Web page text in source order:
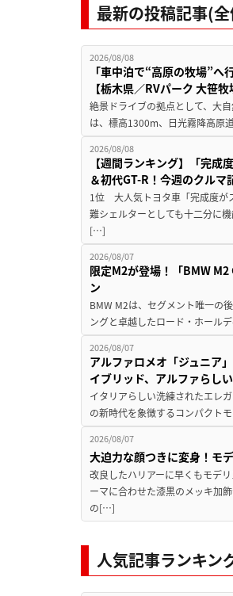
最新の投稿記事(
2026/08/08
「車中泊で“高原の牧場”
【栃木県／RVパーク 大笹
絶景ドライブの拠点として、大
は、標高1300m、日光霧降高原
2026/08/08
【週間ランキング】「完
＆初代GT-R！今週のクルマ
1位 大人気トヨタ車「完成度が
難シェルターとしても十二分に
[…]
2026/08/07
限定M2が登場！「BMW
ン
BMW M2は、セグメント唯一の
ングと卓越したロード・ホール
2026/08/07
アルファロメオ「ジュニア
イブリッド、アルファらし
イタリアらしい洗練されたエレ
の新時代を象徴するコンパクト
2026/08/07
大迫力な顔つきに変身！モ
改良したハリアーに早くもモデ
ーマに合わせた漆黒のメッキ加
の[…]
人気記事ランキン